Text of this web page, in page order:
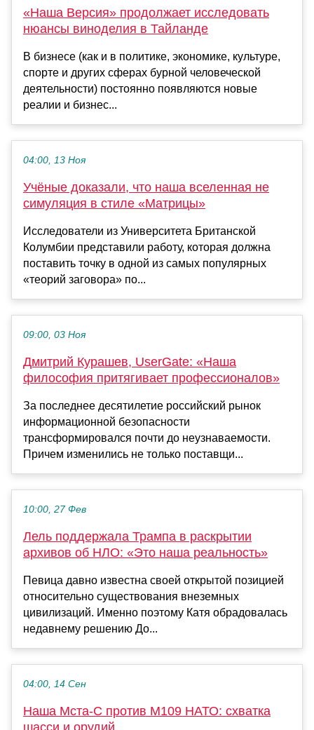
«Наша Версия» продолжает исследовать
нюансы виноделия в Тайланде
В бизнесе (как и в политике, экономике, культуре,
спорте и других сферах бурной человеческой
деятельности) постоянно появляются новые
реалии и бизнес...
04:00, 13 Ноя
Учёные доказали, что наша вселенная не
симуляция в стиле «Матрицы»
Исследователи из Университета Британской
Колумбии представили работу, которая должна
поставить точку в одной из самых популярных
«теорий заговора» по...
09:00, 03 Ноя
Дмитрий Курашев, UserGate: «Наша
философия притягивает профессионалов»
За последнее десятилетие российский рынок
информационной безопасности
трансформировался почти до неузнаваемости.
Причем изменились не только поставщи...
10:00, 27 Фев
Лель поддержала Трампа в раскрытии
архивов об НЛО: «Это наша реальность»
Певица давно известна своей открытой позицией
относительно существования внеземных
цивилизаций. Именно поэтому Катя обрадовалась
недавнему решению До...
04:00, 14 Сен
Наша Мста-С против М109 НАТО: схватка
шасси и орудий